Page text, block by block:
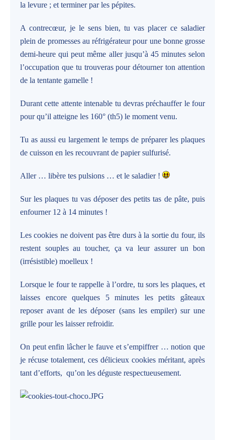
la levure ; et terminer par les pépites.
A contrecœur, je le sens bien, tu vas placer ce saladier
plein de promesses au réfrigérateur pour une bonne grosse
demi-heure qui peut même aller jusqu’à 45 minutes selon
l’occupation que tu trouveras pour détourner ton attention
de la tentante gamelle !
Durant cette attente intenable tu devras préchauffer le four
pour qu’il atteigne les 160° (th5) le moment venu.
Tu as aussi eu largement le temps de préparer les plaques
de cuisson en les recouvrant de papier sulfurisé.
Aller … libère tes pulsions … et le saladier !
Sur les plaques tu vas déposer des petits tas de pâte, puis
enfourner 12 à 14 minutes !
Les cookies ne doivent pas être durs à la sortie du four, ils
restent souples au toucher, ça va leur assurer un bon
(irrésistible) moelleux !
Lorsque le four te rappelle à l’ordre, tu sors les plaques, et
laisses encore quelques 5 minutes les petits gâteaux
reposer avant de les déposer (sans les empiler) sur une
grille pour les laisser refroidir.
On peut enfin lâcher le fauve et s’empiffrer … notion que
je récuse totalement, ces délicieux cookies méritant, après
tant d’efforts, qu’on les déguste respectueusement.